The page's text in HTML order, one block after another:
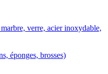
verre, acier inoxydable,
éponges, brosses)